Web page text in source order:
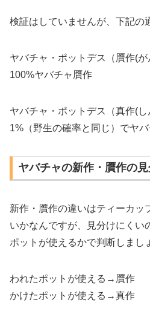
検証はしていませんが、下記の
ヤバチャ・ポットデス（贋作(が
100%ヤバチャ贋作
ヤバチャ・ポットデス（真作(し
1%（野生の確率と同じ）でヤ
ヤバチャの新作・贋作の
新作・贋作の違いはティーカッ
いかなんですが、見分けにくい
ポットが使えるかで判断しまし
われたポットが使える→贋作
かけたポットが使える→真作